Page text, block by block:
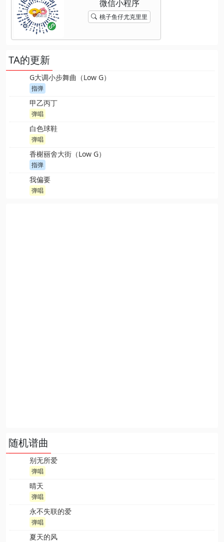
桃子鱼仔尤克里里
TA的更新
G大调小步舞曲（Low G）
指弹
甲乙丙丁
弹唱
白色球鞋
弹唱
香榭丽舍大街（Low G）
指弹
我偏要
弹唱
随机谱曲
别无所爱
弹唱
晴天
弹唱
永不失联的爱
弹唱
夏天的风